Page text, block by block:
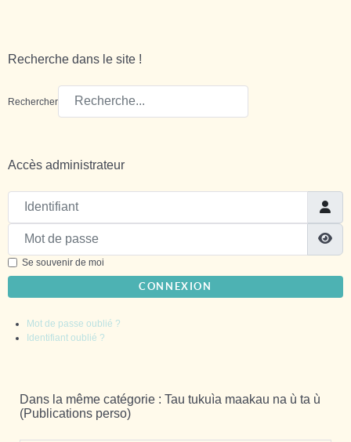
Recherche dans le site !
Rechercher
Accès administrateur
Se souvenir de moi
CONNEXION
Mot de passe oublié ?
Identifiant oublié ?
Dans la même catégorie : Tau tukuìa maakau na ù ta ù
(Publications perso)